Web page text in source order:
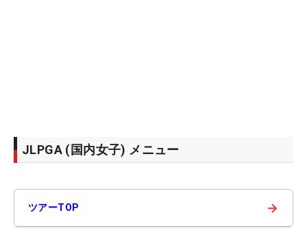
JLPGA (国内女子) メニュー
ツアーTOP →